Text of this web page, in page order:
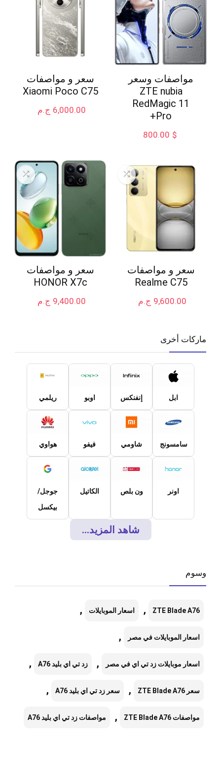
مواصفات وسعر
ZTE nubia
RedMagic 11
Pro+
$
800.00
سعر و مواصفات
Xiaomi Poco C75
ج.م 6,000.00
سعر و مواصفات
Realme C75
ج.م 9,600.00
سعر و مواصفات
HONOR X7c
ج.م 9,400.00
ماركات أخرى
ابل إنفنكس اوبو ريلمي
سامسونج شاومي فيفو هواوي
اونر ون بلص الكاتيل
جوجل/
بيكسل
شاهد المزيد...
وسوم
ZTE Blade A76
, اسعار الموبايلات ,
اسعار الموبايلات في مصر ,
اسعار موبايلات زد تي اي في مصر , زد تي اي بليد A76 ,
سعر ZTE Blade A76 , سعر زد تي اي بليد A76 ,
مواصفات ZTE Blade A76 , مواصفات زد تي اي بليد A76